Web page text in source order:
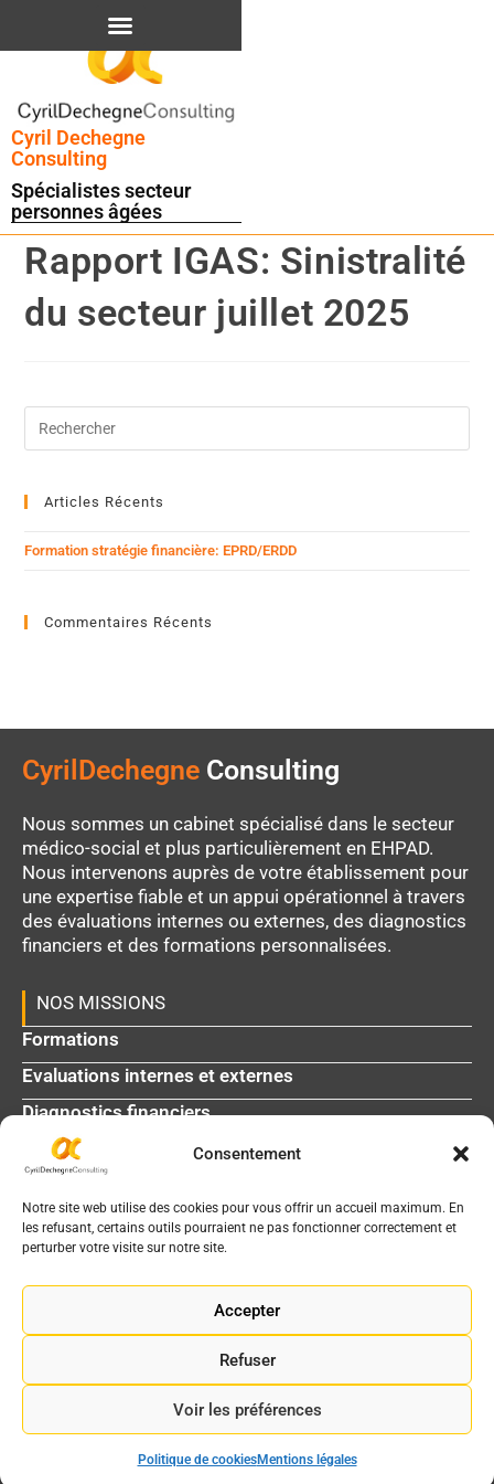
Consentement
Notre site web utilise des cookies pour vous offrir un accueil maximum. En
les refusant, certains outils pourraient ne pas fonctionner correctement et
perturber votre visite sur notre site.
Accepter
Refuser
Voir les préférences
Politique de cookiesMentions légales
Cyril Dechegne
Consulting
Spécialistes secteur
personnes âgées
Rapport IGAS: Sinistralité
du secteur juillet 2025
Articles Récents
Formation stratégie financière: EPRD/ERDD
Commentaires Récents
CyrilDechegne Consulting
Nous sommes un cabinet spécialisé dans le secteur
médico-social et plus particulièrement en EHPAD.
Nous intervenons auprès de votre établissement pour
une expertise fiable et un appui opérationnel à travers
des évaluations internes ou externes, des diagnostics
financiers et des formations personnalisées.
NOS MISSIONS
Formations
Evaluations internes et externes
Diagnostics financiers
L'agenda médico-social
La bibliothèque
2 chemin de Garric - 31200 Toulouse
info@cyrildechegne.fr
Mentions légales
Site réalisé par